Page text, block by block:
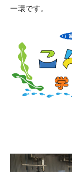
一環です。